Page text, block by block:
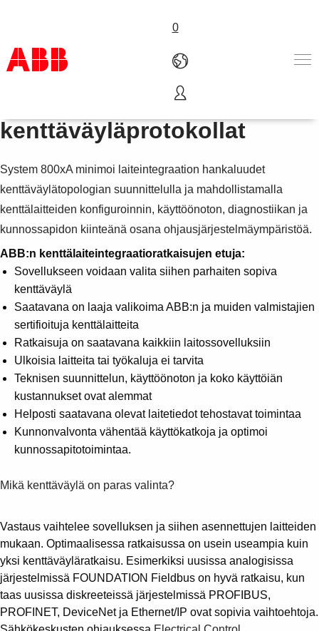
0
Tuotteet ja järjestelmät
Toimialat
ABB lyhyesti
Mistä ostaa
Ota yhteyttä
ABB-uralle
800xA-järjestelmän
kenttäväyläprotokollat
System 800xA minimoi laiteintegraation hankaluudet
kenttäväylätopologian suunnittelulla ja mahdollistamalla
kenttälaitteiden konfiguroinnin, käyttöönoton, diagnostiikan ja
kunnossapidon kiinteänä osana ohjausjärjestelmäympäristöä.
ABB:n kenttälaiteintegraatioratkaisujen etuja:
Sovellukseen voidaan valita siihen parhaiten sopiva
kenttäväylä
Saatavana on laaja valikoima ABB:n ja muiden valmistajien
sertifioituja kenttälaitteita
Ratkaisuja on saatavana kaikkiin laitossovelluksiin
Ulkoisia laitteita tai työkaluja ei tarvita
Teknisen suunnittelun, käyttöönoton ja koko käyttöiän
kustannukset ovat alemmat
Helposti saatavana olevat laitetiedot tehostavat toimintaa
Kunnonvalvonta vähentää käyttökatkoja ja optimoi
kunnossapitotoimintaa.
Mikä kenttäväylä on paras valinta?
Vastaus vaihtelee sovelluksen ja siihen asennettujen laitteiden
mukaan. Optimaalisessa ratkaisussa on usein useampia kuin
yksi kenttäväyläratkaisu. Esimerkiksi uusissa analogisissa
järjestelmissä FOUNDATION Fieldbus on hyvä ratkaisu, kun
taas uusissa diskreeteissä järjestelmissä PROFIBUS,
PROFINET, DeviceNet ja Ethernet/IP ovat sopivia vaihtoehtoja.